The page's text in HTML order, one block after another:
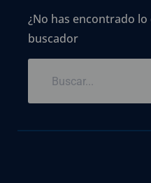
¿No has encontrado lo
buscador